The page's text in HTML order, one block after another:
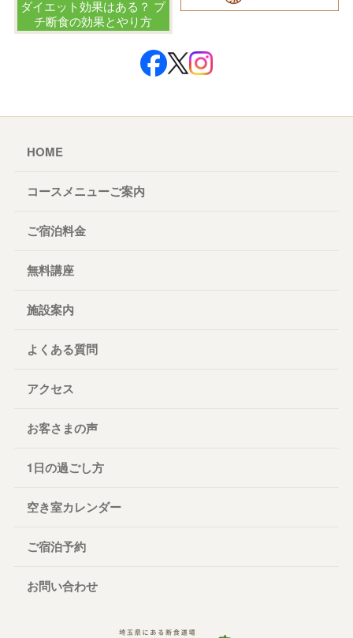
ダイエット効果はある？ プ
チ断食の効果とやり方
HOME
コースメニューご案内
ご宿泊料金
無料講座
施設案内
よくある質問
アクセス
お客さまの声
1日の過ごし方
空き室カレンダー
ご宿泊予約
お問い合わせ